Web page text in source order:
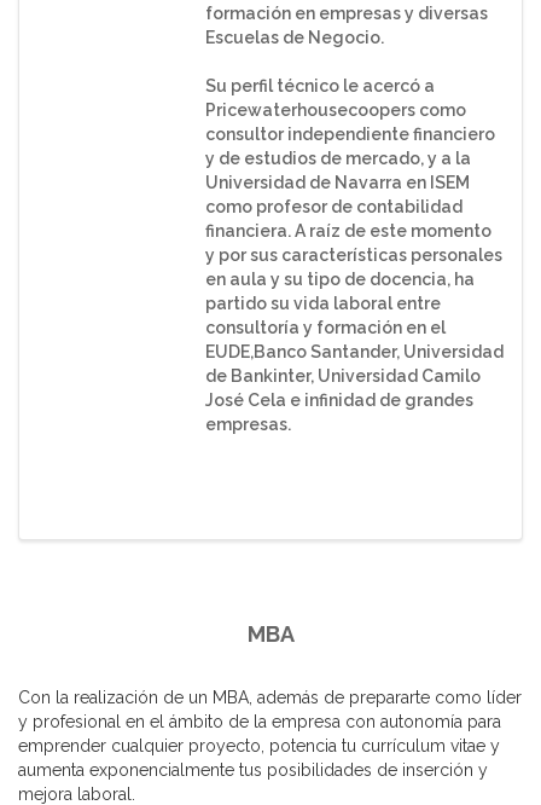
formación en empresas y diversas
Escuelas de Negocio.
Su perfil técnico le acercó a
Pricewaterhousecoopers como
consultor independiente financiero
y de estudios de mercado, y a la
Universidad de Navarra en ISEM
como profesor de contabilidad
financiera. A raíz de este momento
y por sus características personales
en aula y su tipo de docencia, ha
partido su vida laboral entre
consultoría y formación en el
EUDE,Banco Santander, Universidad
de Bankinter, Universidad Camilo
José Cela e infinidad de grandes
empresas.
MBA
Con la realización de un MBA, además de prepararte como líder
y profesional en el ámbito de la empresa con autonomía para
emprender cualquier proyecto, potencia tu currículum vitae y
aumenta exponencialmente tus posibilidades de inserción y
mejora laboral.